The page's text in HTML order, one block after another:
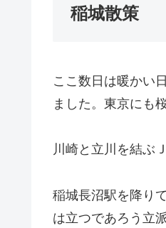
稲城散策
ここ数日は暖かい
ました。東京にも
川崎と立川を結ぶ
稲城長沼駅を降り
は立つであろう立